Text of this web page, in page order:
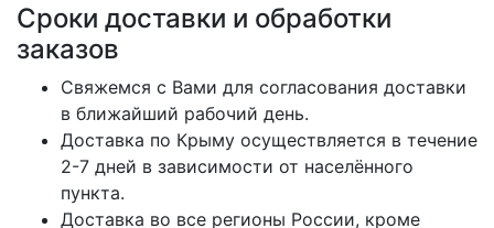
Сроки доставки и обработки
заказов
Свяжемся с Вами для согласования доставки
в ближайший рабочий день.
Доставка по Крыму осуществляется в течение
2-7 дней в зависимости от населённого
пункта.
Доставка во все регионы России, кроме